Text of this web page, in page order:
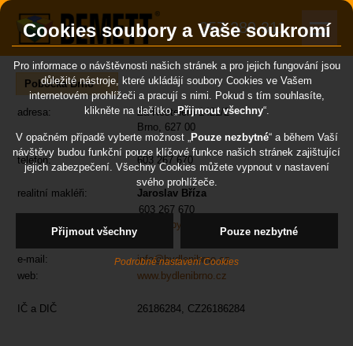
257 289 311
Pobočka Brno
adresa:
Za Kostelem 1421/2
Brno, 627 00
telefon: 603 267 670
realitní makléři:
Jaroslav Bříza
603 267 670
briza@bydlenibrno.cz
e-mail:
info@bydlenibrno.cz
web:
www.bydlenibrno.cz
IČ a DIČ 26186284, CZ26186284
Cookies soubory a Vaše soukromí
Pro informace o návštěvnosti našich stránek a pro jejich fungování jsou
důležité nástroje, které ukládájí soubory Cookies ve Vašem
internetovém prohlížeči a pracují s nimi. Pokud s tím souhlasíte,
klikněte na tlačítko „Přijmout všechny“.
V opačném případě vyberte možnost „Pouze nezbytné“ a během Vaší
návštěvy budou funkční pouze klíčové funkce našich stránek zajištující
jejich zabezpečení. Všechny Cookies můžete vypnout v nastavení
svého prohlížeče.
Přijmout všechny Pouze nezbytné
Podrobné nastavení Cookies